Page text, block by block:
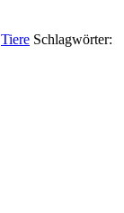
Tiere Schlagwörter: